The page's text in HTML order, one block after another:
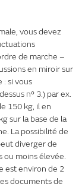
vous devez
de marche –
en miroir sur
si vous
n° 3.) par ex.
150 kg, il en
sur la base de la
La possibilité de
diverger de
ou moins élevée.
est environ de 2
documents de